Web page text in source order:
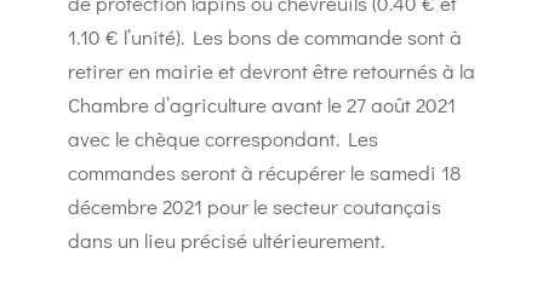
1.10 € l’unité). Les bons de commande sont à
retirer en mairie et devront être retournés à la
Chambre d’agriculture avant le 27 août 2021
avec le chèque correspondant. Les
commandes seront à récupérer le samedi 18
décembre 2021 pour le secteur coutançais
dans un lieu précisé ultérieurement.